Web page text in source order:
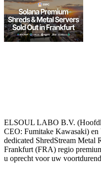
ELSOUL LABO B.V.
CEO: Fumitake Kawasaki)
dedicated ShredStream Metal
Frankfurt (FRA) regio
u oprecht voor uw